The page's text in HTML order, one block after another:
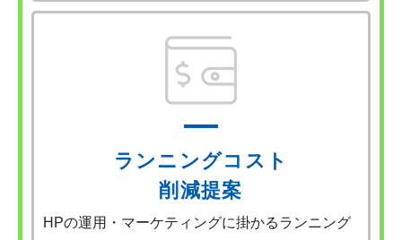
ランニングコスト
削減提案
HPの運用・マーケティングに掛かるランニング